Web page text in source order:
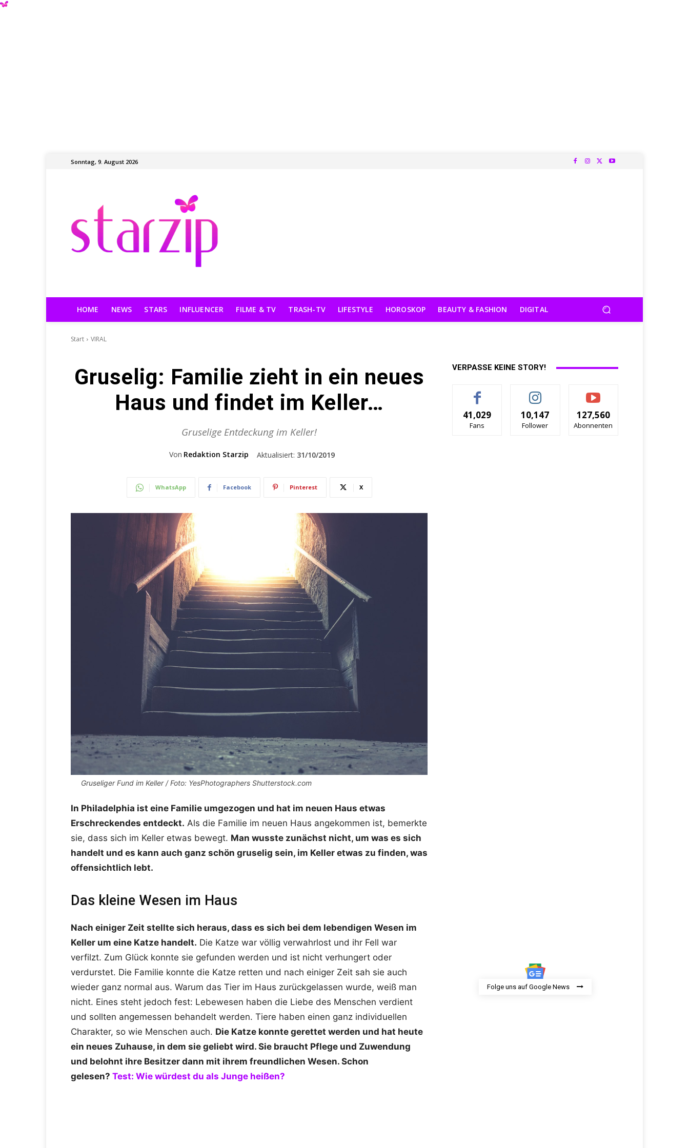
Sonntag, 9. August 2026
HOME NEWS STARS INFLUENCER FILME & TV TRASH-TV LIFESTYLE HOROSKOP BEAUTY & FASHION DIGITAL
Start VIRAL
Gruselig: Familie zieht in ein neues
Haus und findet im Keller…
Gruselige Entdeckung im Keller!
Von Redaktion Starzip Aktualisiert: 31/10/2019
WhatsApp Facebook Pinterest X
Gruseliger Fund im Keller / Foto: YesPhotographers Shutterstock.com
In Philadelphia ist eine Familie umgezogen und hat im neuen Haus etwas
Erschreckendes entdeckt. Als die Familie im neuen Haus angekommen ist, bemerkte
sie, dass sich im Keller etwas bewegt. Man wusste zunächst nicht, um was es sich
handelt und es kann auch ganz schön gruselig sein, im Keller etwas zu finden, was
offensichtlich lebt.
Das kleine Wesen im Haus
Nach einiger Zeit stellte sich heraus, dass es sich bei dem lebendigen Wesen im
Keller um eine Katze handelt. Die Katze war völlig verwahrlost und ihr Fell war
verfilzt. Zum Glück konnte sie gefunden werden und ist nicht verhungert oder
verdurstet. Die Familie konnte die Katze retten und nach einiger Zeit sah sie auch
wieder ganz normal aus. Warum das Tier im Haus zurückgelassen wurde, weiß man
nicht. Eines steht jedoch fest: Lebewesen haben die Liebe des Menschen verdient
und sollten angemessen behandelt werden. Tiere haben einen ganz individuellen
Charakter, so wie Menschen auch. Die Katze konnte gerettet werden und hat heute
ein neues Zuhause, in dem sie geliebt wird. Sie braucht Pflege und Zuwendung
und belohnt ihre Besitzer dann mit ihrem freundlichen Wesen. Schon
gelesen? Test: Wie würdest du als Junge heißen?
VERPASSE KEINE STORY!
41,029
Fans
10,147
Follower
127,560
Abonnenten
Folge uns auf Google News